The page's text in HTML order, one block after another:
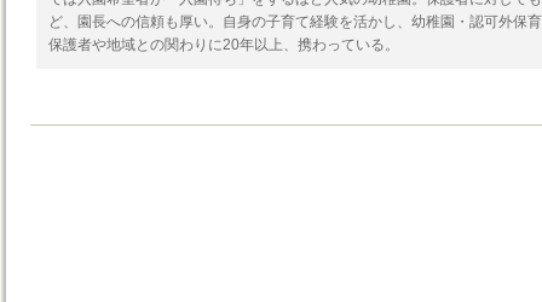
ど、園長への信頼も厚い。自身の子育て経験を活かし、幼稚園・認可外保
保護者や地域との関わりに20年以上、携わっている。